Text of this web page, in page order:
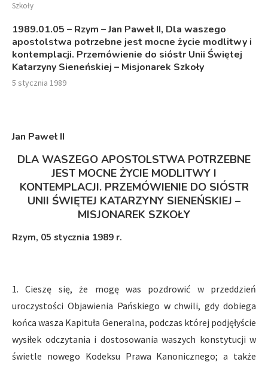
Szkoły
1989.01.05 – Rzym – Jan Paweł II, Dla waszego
apostolstwa potrzebne jest mocne życie modlitwy i
kontemplacji. Przemówienie do sióstr Unii Świętej
Katarzyny Sieneńskiej – Misjonarek Szkoły
5 stycznia 1989
Jan Paweł II
DLA WASZEGO APOSTOLSTWA POTRZEBNE
JEST MOCNE ŻYCIE MODLITWY I
KONTEMPLACJI. PRZEMÓWIENIE DO SIÓSTR
UNII ŚWIĘTEJ KATARZYNY SIENEŃSKIEJ –
MISJONAREK SZKOŁY
Rzym, 05 stycznia 1989 r.
1. Cieszę się, że mogę was pozdrowić w przeddzień
uroczystości Objawienia Pańskiego w chwili, gdy dobiega
końca wasza Kapituła Generalna, podczas której podjęłyście
wysiłek odczytania i dostosowania waszych konstytucji w
świetle nowego Kodeksu Prawa Kanonicznego; a także